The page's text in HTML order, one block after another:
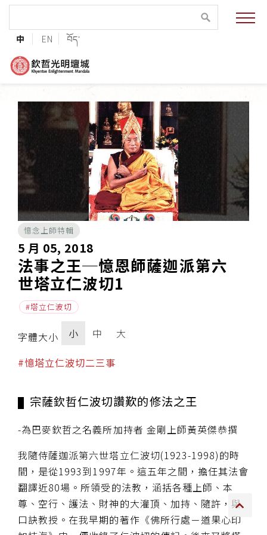
中 EN བོད་
緣起與願景
法王與上師的祝福
護持協會
培植福田
加入志工
巴麥欽哲傳承
第三世巴麥欽哲仁波切
傳承上師授證
專書與譯著
*巴麥寺與麥青寺的聯合聲明
前行開示文集
媒體影音集
憶念上師特輯
5 月 05, 2018
法事之王─憶恩師薩迦派第六
世塔立仁波切1
塔立仁波切
字體大小 小 中 大
#憶塔立仁波切二三事
宗薩欽哲仁波切讚歎的修法之王
-為巴麥欽哲之名義所加持者 金剛上師黃英傑恭撰
我隨侍薩迦派第六世塔立仁波切(1923-1998)的時
間，是從1993到1997年。這五年之間，擔任其法會
翻譯近80場。所領受的法教，涵括各種上師、本
尊、空行、護法、財神的大灌頂、加持、隨許，與
口訣教授。在我早期的著作《佛所行處－道果心印